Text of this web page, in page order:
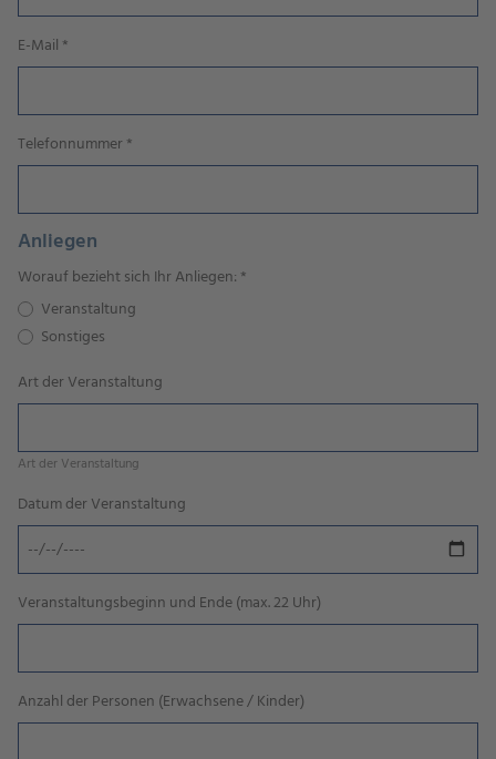
E-Mail *
Telefonnummer *
Anliegen
Worauf bezieht sich Ihr Anliegen: *
Veranstaltung
Sonstiges
Art der Veranstaltung
Art der Veranstaltung
Datum der Veranstaltung
Veranstaltungsbeginn und Ende (max. 22 Uhr)
Anzahl der Personen (Erwachsene / Kinder)